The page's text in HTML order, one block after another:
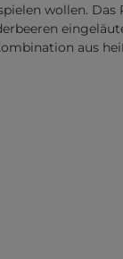
wollen.
aus